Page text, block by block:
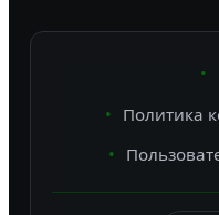
Политика